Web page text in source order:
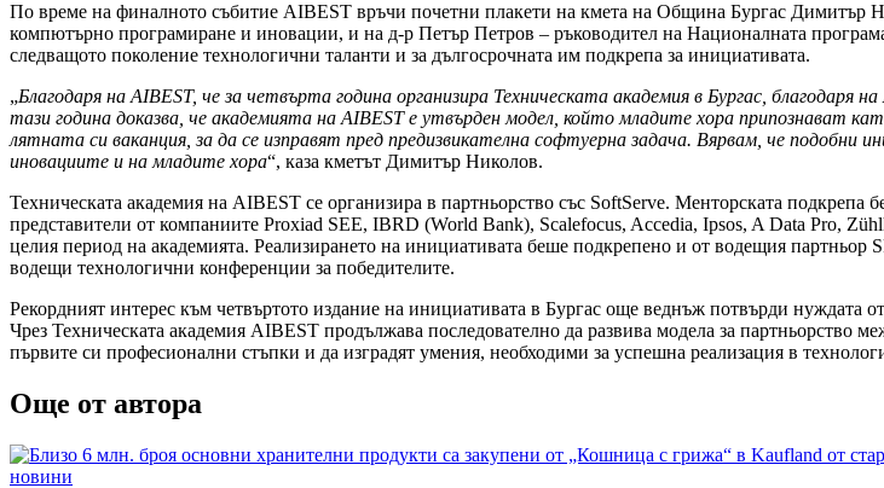
По време на финалното събитие AIBEST връчи почетни плакети на кмета на Община Бургас Димитър
компютърно програмиране и иновации, и на д-р Петър Петров – ръководител на Националната
следващото поколение технологични таланти и за дългосрочната им подкрепа за инициативата.
„Благодаря на AIBEST, че за четвърта година организира Техническата академия в Бургас,
тази година доказва, че академията на AIBEST е утвърден модел, който младите хора припознават
лятната си ваканция, за да се изправят пред предизвикателна софтуерна задача. Вярвам, че
иновациите и на младите хора“, каза кметът Димитър Николов.
Техническата академия на AIBEST се организира в партньорство със SoftServe. Менторската подкрепа
представители от компаниите Proxiad SEE, IBRD (World Bank), Scalefocus, Accedia, Ipsos, A Data Pro,
целия период на академията. Реализирането на инициативата беше подкрепено и от водещия
водещи технологични конференции за победителите.
Рекордният интерес към четвъртото издание на инициативата в Бургас още веднъж потвърди нуждата
Чрез Техническата академия AIBEST продължава последователно да развива модела за партньорство
първите си професионални стъпки и да изградят умения, необходими за успешна реализация в
Още от автора
Posted
новини